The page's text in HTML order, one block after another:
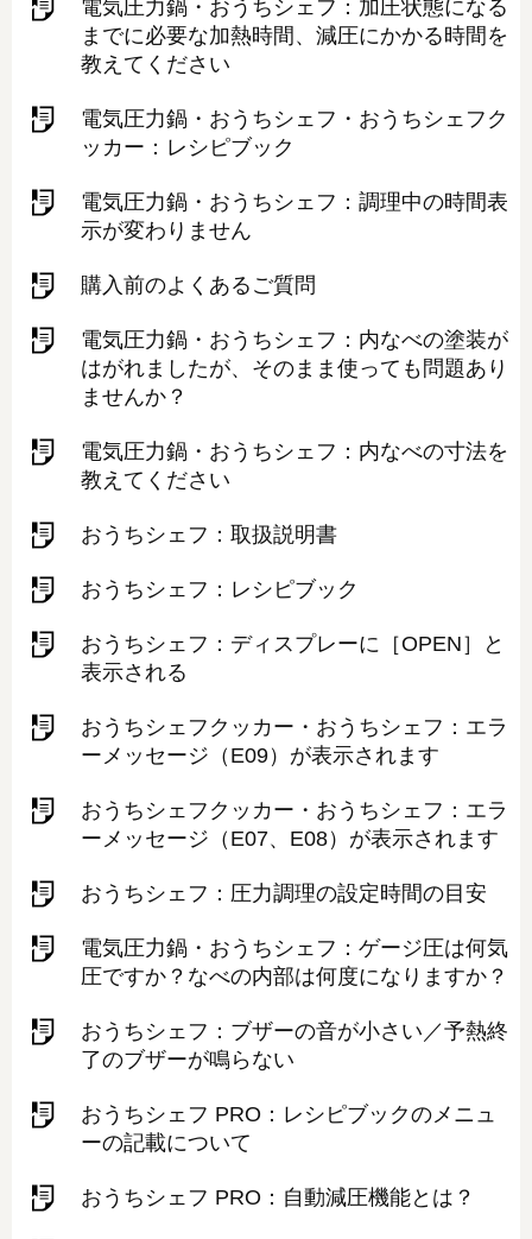
電気圧力鍋・おうちシェフ：加圧状態になる
までに必要な加熱時間、減圧にかかる時間を
教えてください
電気圧力鍋・おうちシェフ・おうちシェフク
ッカー：レシピブック
電気圧力鍋・おうちシェフ：調理中の時間表
示が変わりません
購入前のよくあるご質問
電気圧力鍋・おうちシェフ：内なべの塗装が
はがれましたが、そのまま使っても問題あり
ませんか？
電気圧力鍋・おうちシェフ：内なべの寸法を
教えてください
おうちシェフ：取扱説明書
おうちシェフ：レシピブック
おうちシェフ：ディスプレーに［OPEN］と
表示される
おうちシェフクッカー・おうちシェフ：エラ
ーメッセージ（E09）が表示されます
おうちシェフクッカー・おうちシェフ：エラ
ーメッセージ（E07、E08）が表示されます
おうちシェフ：圧力調理の設定時間の目安
電気圧力鍋・おうちシェフ：ゲージ圧は何気
圧ですか？なべの内部は何度になりますか？
おうちシェフ：ブザーの音が小さい／予熱終
了のブザーが鳴らない
おうちシェフ PRO：レシピブックのメニュ
ーの記載について
おうちシェフ PRO：自動減圧機能とは？